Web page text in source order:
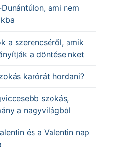
ami nem
a szerencséről, amik
a döntéseinket
karórát hordani?
szokás,
a nagyvilágból
és a Valentin nap